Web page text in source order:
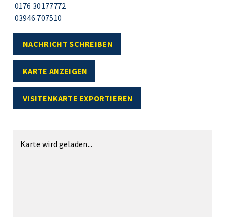
0176 30177772
03946 707510
NACHRICHT SCHREIBEN
KARTE ANZEIGEN
VISITENKARTE EXPORTIEREN
Karte wird geladen...